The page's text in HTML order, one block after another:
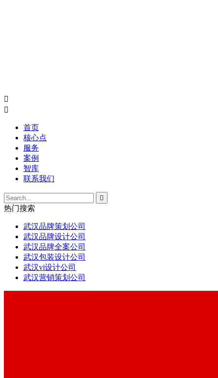


首页
核心点
服务
案例
智库
联系我们

热门搜索
武汉品牌策划公司
武汉品牌设计公司
武汉品牌全案公司
武汉包装设计公司
武汉vi设计公司
武汉营销策划公司